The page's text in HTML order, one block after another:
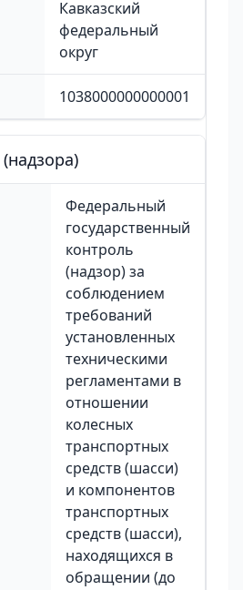
Кавказский
федеральный
округ
1038000000000001
Федеральный
государственный
контроль
(надзор) за
соблюдением
требований
установленных
техническими
регламентами в
отношении
колесных
транспортных
средств (шасси)
и компонентов
транспортных
средств (шасси),
находящихся в
обращении (до